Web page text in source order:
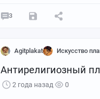
3
Agitplakat Искусство
Антирелигиозный
2 года назад 0